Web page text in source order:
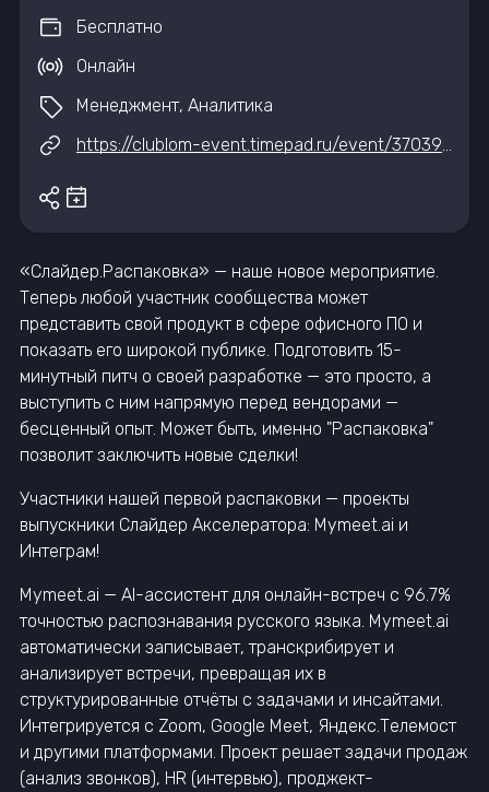
Бесплатно
Онлайн
Менеджмент, Аналитика
https://clublom-event.timepad.ru/event/3703959/
«Слайдер.Распаковка» — наше новое мероприятие.
Теперь любой участник сообщества может
представить свой продукт в сфере офисного ПО и
показать его широкой публике. Подготовить 15-
минутный питч о своей разработке — это просто, а
выступить с ним напрямую перед вендорами —
бесценный опыт. Может быть, именно "Распаковка"
позволит заключить новые сделки!
Участники нашей первой распаковки — проекты
выпускники Слайдер Акселератора: Mymeet.ai и
Интеграм!
Mymeet.ai — AI-ассистент для онлайн-встреч с 96.7%
точностью распознавания русского языка. Mymeet.ai
автоматически записывает, транскрибирует и
анализирует встречи, превращая их в
структурированные отчёты с задачами и инсайтами.
Интегрируется с Zoom, Google Meet, Яндекс.Телемост
и другими платформами. Проект решает задачи продаж
(анализ звонков), HR (интервью), проджект-